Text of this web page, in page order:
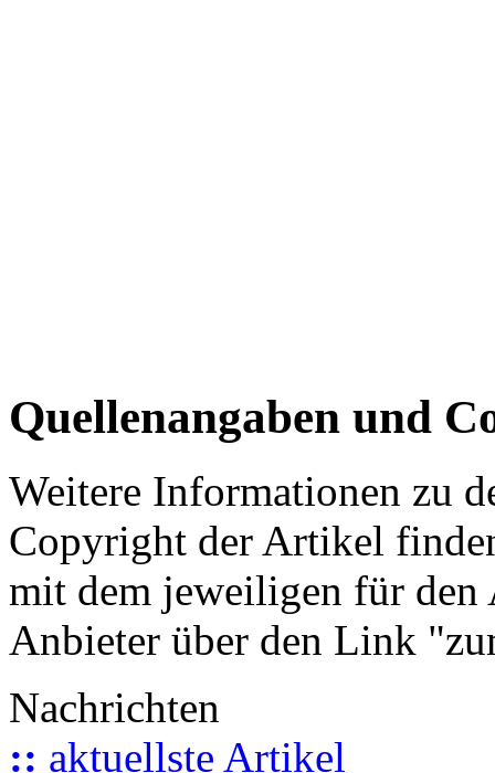
Quellenangaben und
Weitere Informationen zu
Copyright der Artikel
mit dem jeweiligen für
Anbieter über den Link
Nachrichten
:: aktuellste Artikel